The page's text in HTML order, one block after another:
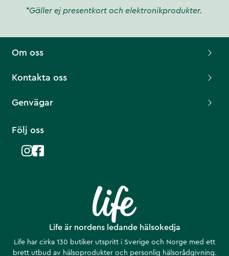
*Gäller ej presentkort och elektronikprodukter.
Life är nordens ledande hälsokedja
Life har cirka 130 butiker utspritt i Sverige och Norge med ett
brett utbud av hälsoprodukter och personlig hälsorådgivning.
Om oss
Kontakta oss
Genvägar
Följ oss